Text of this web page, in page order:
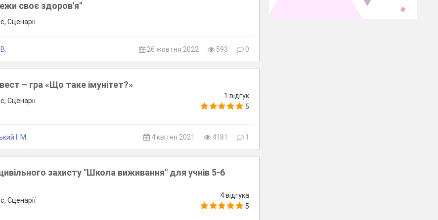
своє здоров'я"
Сценарії
26 жовтня 2022 593 0
– гра «Що таке імунітет?»
Сценарії
1 відгук
5
І. М. 4 квітня 2021 4181 1
захисту "Школа виживання" для учнів 5-6
Сценарії
4 відгука
5